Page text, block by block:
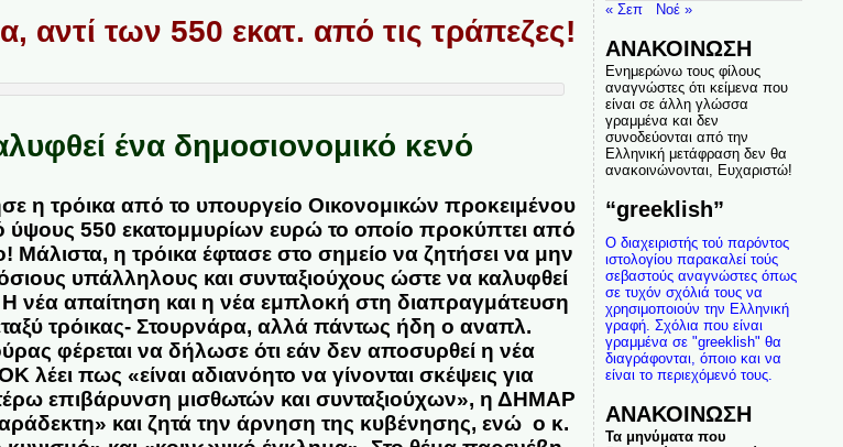
αντί των 550 εκατ. από τις τράπεζες!
ένα δημοσιονομικό κενό
η τρόικα από το υπουργείο Οικονομικών προκειμένου
ύψους 550 εκατομμυρίων ευρώ το οποίο προκύπτει από
η τρόικα έφτασε στο σημείο να ζητήσει να μην
υπάλληλους και συνταξιούχους ώστε να καλυφθεί
Η νέα απαίτηση και η νέα εμπλοκή στη διαπραγμάτευση
τρόικας- Στουρνάρα, αλλά πάντως ήδη ο αναπλ.
φέρεται να δήλωσε ότι εάν δεν αποσυρθεί η νέα
λέει πως «είναι αδιανόητο να γίνονται σκέψεις για
επιβάρυνση μισθωτών και συνταξιούχων», η ΔΗΜΑΡ
και ζητά την άρνηση της κυβένησης, ενώ ο κ.
« Σεπ Νοέ »
ΑΝΑΚΟΙΝΩΣΗ
Ενημερώνω τους φίλους
αναγνώστες ότι κείμενα που
είναι σε άλλη γλώσσα
γραμμένα και δεν
συνοδεύονται από την
Ελληνική μετάφραση δεν θα
ανακοινώνονται, Ευχαριστώ!
“greeklish”
Ο διαχειριστής τού παρόντος
ιστολογίου παρακαλεί τούς
σεβαστούς αναγνώστες όπως
σε τυχόν σχόλιά τους να
χρησιμοποιούν την Ελληνική
γραφή. Σχόλια που είναι
γραμμένα σε "greeklish" θα
διαγράφονται, όποιο και να
είναι το περιεχόμενό τους.
ΑΝΑΚΟΙΝΩΣΗ
Τα μηνύματα που